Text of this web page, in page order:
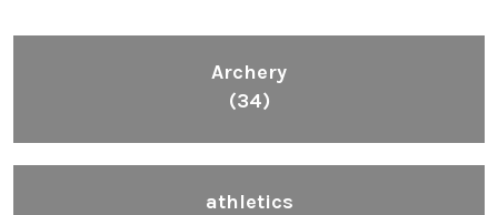
Archery
(34)
athletics